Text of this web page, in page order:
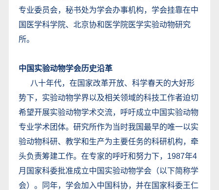
专业委员会，秘书处为学会办事机构，学会挂靠在中
国医学科学院、北京协和医学院医学实验动物研究
所。
中国实验动物学会历史沿革
八十年代，在国家改革开放、科学春天的大好形
势下，实验动物学界以及相关领域的科技工作者迫切
希望开展实验动物学术交流，呼吁成立中国实验动物
专业学术团体。研究所作为当时我国最早的唯一以实
验动物科研、教学和生产为主要任务的科研机构，牵
头负责筹建工作。在专家的呼吁和努力下，1987年4
月国家科委批准成立中国实验动物学会（以下简称学
会）。同年，学会加入中国科协，并在国家科委王仁